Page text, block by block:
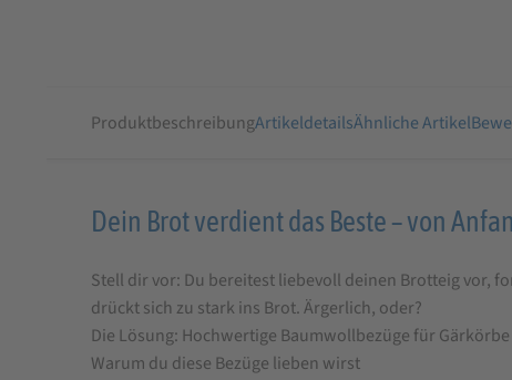
ProduktbeschreibungArtikeldetailsÄhnliche Artikel
Produktbeschreibung
Herbert
Birnbaum,
Brotkorbbezug
Dein Brot verdient das Beste – von
Stell dir vor: Du bereitest liebevoll deinen Brotteig vor,
drückt sich zu stark ins Brot. Ärgerlich, oder?
Die Lösung: Hochwertige Baumwollbezüge für
Warum du diese Bezüge lieben wirst